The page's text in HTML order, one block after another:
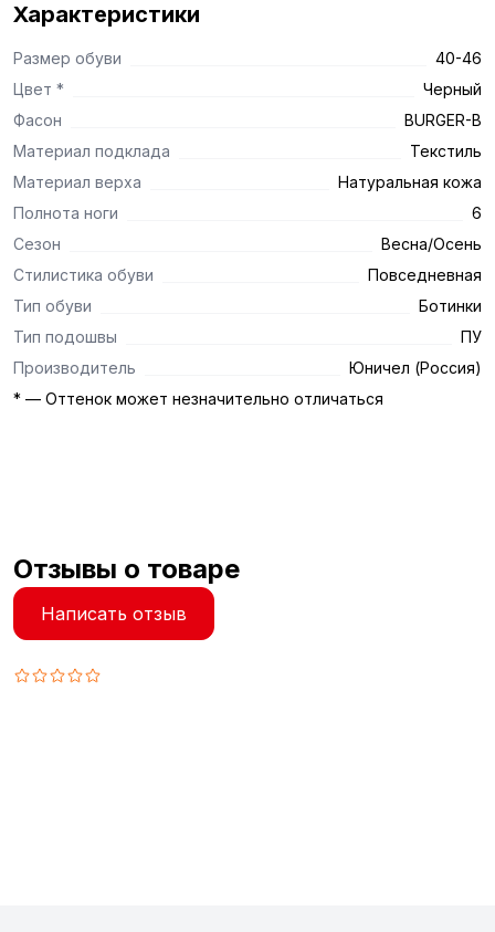
Характеристики
Размер обуви
40-46
Цвет *
Черный
Фасон
BURGER-B
Материал подклада
Текстиль
Материал верха
Натуральная кожа
Полнота ноги
6
Сезон
Весна/Осень
Стилистика обуви
Повседневная
Тип обуви
Ботинки
Тип подошвы
ПУ
Производитель
Юничел (Россия)
* — Оттенок может незначительно отличаться
Отзывы о товаре
Написать отзыв